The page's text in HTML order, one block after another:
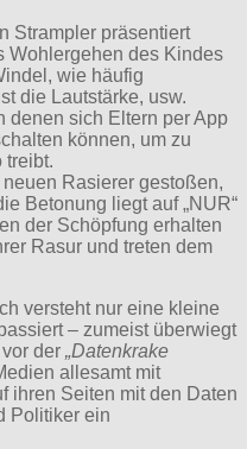
Strampler präsentiert
Wohlergehen des Kindes
wie häufig
die Lautstärke, usw.
denen sich Eltern per App
können, um zu
treibt.
Rasierer gestoßen,
Betonung liegt auf „NUR“
der Schöpfung erhalten
Rasur und treten dem
versteht nur eine kleine
– zumeist überwiegt
der „Datenkrake
allesamt mit
ihren Seiten mit den Daten
Politiker ein